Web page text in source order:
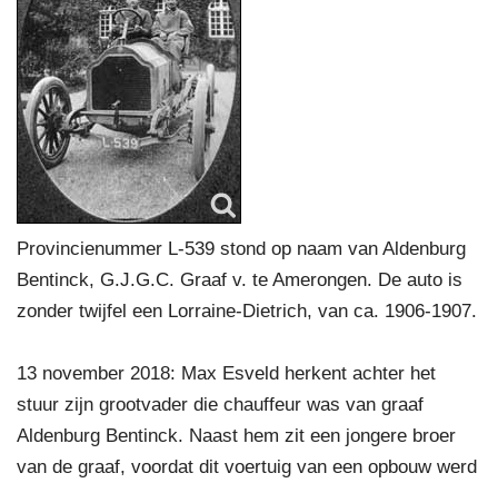
Provincienummer L-539 stond op naam van Aldenburg
Bentinck, G.J.G.C. Graaf v. te Amerongen. De auto is
zonder twijfel een Lorraine-Dietrich, van ca. 1906-1907.
13 november 2018: Max Esveld herkent achter het
stuur zijn grootvader die chauffeur was van graaf
Aldenburg Bentinck. Naast hem zit een jongere broer
van de graaf, voordat dit voertuig van een opbouw werd